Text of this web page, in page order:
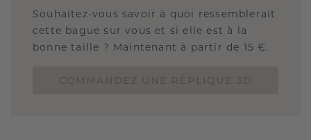
Souhaitez-vous savoir à quoi ressemblerait
cette bague sur vous et si elle est à la
bonne taille ? Maintenant à partir de 15 €.